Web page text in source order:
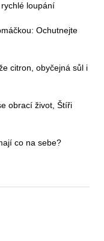
loupání
Ochutnejte
citron, obyčejná sůl i
obrací život, Štíři
co na sebe?